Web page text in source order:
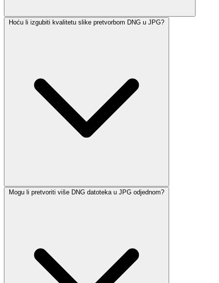
Hoću li izgubiti kvalitetu slike pretvorbom DNG u JPG?
Mogu li pretvoriti više DNG datoteka u JPG odjednom?